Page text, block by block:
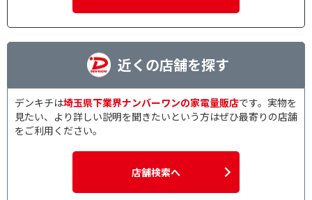
近くの店舗を探す
デンキチは埼玉県下業界ナンバーワンの家電量販店です。実物を
見たい、より詳しい説明を聞きたいという方はぜひ最寄りの店舗
をご利用ください。
店舗検索へ